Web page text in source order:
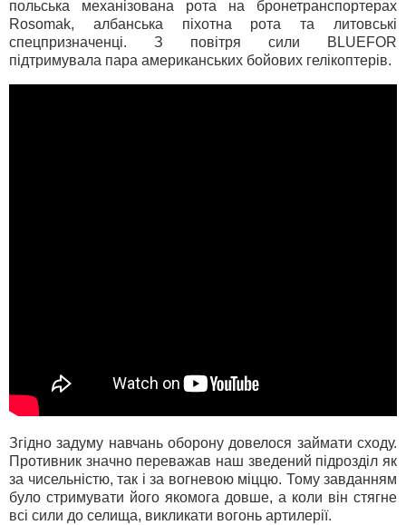
польська механізована рота на бронетранспортерах
Rosomak, албанська піхотна рота та литовські
спецпризначенці. З повітря сили BLUEFOR
підтримувала пара американських бойових гелікоптерів.
Згідно задуму навчань оборону довелося займати сходу.
Противник значно переважав наш зведений підрозділ як
за чисельністю, так і за вогневою міццю. Тому завданням
було стримувати його якомога довше, а коли він стягне
всі сили до селища, викликати вогонь артилерії.